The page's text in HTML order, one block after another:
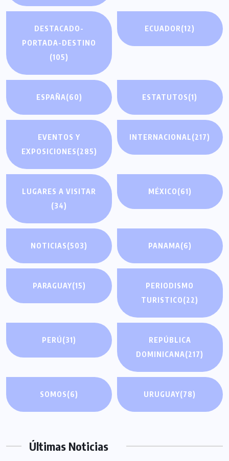
DESTACADO-
PORTADA-DESTINO
(105)
ECUADOR(12)
ESPAÑA(60) ESTATUTOS(1)
EVENTOS Y
EXPOSICIONES(285)
INTERNACIONAL(217)
LUGARES A VISITAR
(34)
MÉXICO(61)
NOTICIAS(503) PANAMA(6)
PARAGUAY(15)
PERIODISMO
TURISTICO(22)
PERÚ(31)
REPÚBLICA
DOMINICANA(217)
SOMOS(6) URUGUAY(78)
Últimas Noticias